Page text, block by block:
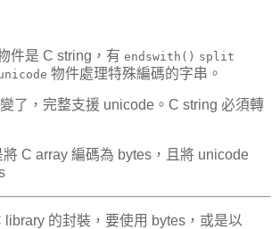
件是 C string，有 endswith() split
物件處理特殊編碼的字串。
了，完整支援 unicode。C string 必須轉
C array 編碼為 bytes，且將 unicode
library 的封裝，要使用 bytes，或是以